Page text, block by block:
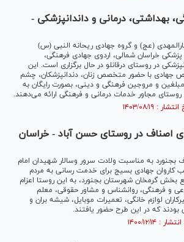
بهداشتی، درمانی و داندانپزشکی -
(عج) و گروه جهادی ریحانه النبی (س)
خراسان شمالی، اردوی جهادی فرهنگی،
در روستای درقانلو در حال برگزاری است. این
همت ۵۸ متخصص جهادی با حضور متخصص زنان، دندانپزشکان، چشم
و مروجین فرهنگی و دینی، بصورت رایگان به
اصناف در روستای حسن آباد - خراسان
بجنورد به مناسبت ولادت سرور وسالار شهیدان امام
کاروان جهادی بسیج برای خدمت رسانی به مردم
بخش گرمخان شهرستان بجنورد، به این روستا اعزام
و فرهنگی، روانشناس و مشاور حقوقی، معلم
لوازم خانگی، تعمیرات موبایل، شیشه بران و
بودند که در این طرح حضور یافتند.